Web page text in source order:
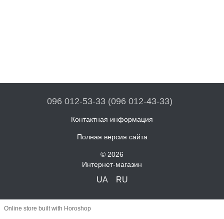
096 012-53-33 (096 012-43-33)
Контактная информация
Полная версия сайта
© 2026
Интернет-магазин
UA RU
Online store built with Horoshop